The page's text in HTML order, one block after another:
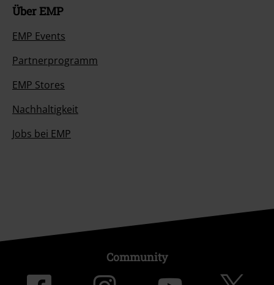
Über EMP
EMP Events
Partnerprogramm
EMP Stores
Nachhaltigkeit
Jobs bei EMP
Community